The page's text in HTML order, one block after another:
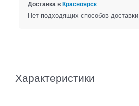
Доставка в Красноярск
Нет подходящих способов доставки
Характеристики